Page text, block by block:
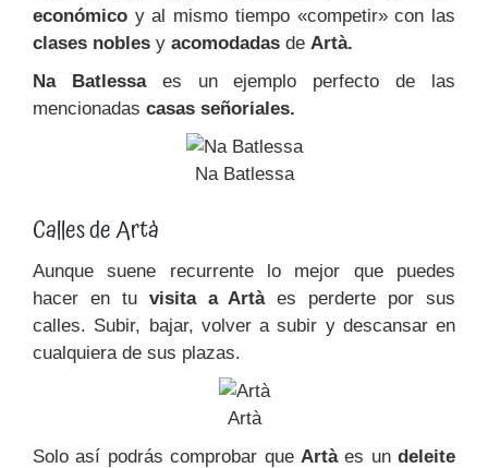
económico y al mismo tiempo «competir» con las
clases nobles y acomodadas de Artà.
Na Batlessa es un ejemplo perfecto de las
mencionadas casas señoriales.
Na Batlessa
Calles de Artà
Aunque suene recurrente lo mejor que puedes
hacer en tu visita a Artàes perderte por sus
calles. Subir, bajar, volver a subir y descansar en
cualquiera de sus plazas.
Artà
Solo así podrás comprobar que Artàes un deleite